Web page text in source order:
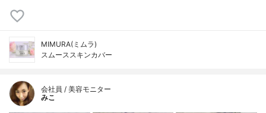
MIMURA(ミムラ)
スムーススキンカバー
会社員 / 美容モニター
みこ